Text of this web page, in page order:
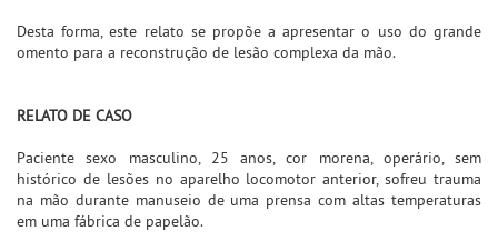
Desta forma, este relato se propõe a apresentar o uso do grande
omento para a reconstrução de lesão complexa da mão.
RELATO DE CASO
Paciente sexo masculino, 25 anos, cor morena, operário, sem
histórico de lesões no aparelho locomotor anterior, sofreu trauma
na mão durante manuseio de uma prensa com altas temperaturas
em uma fábrica de papelão.